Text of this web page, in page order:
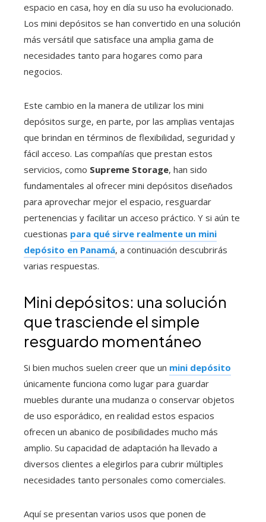
espacio en casa, hoy en día su uso ha evolucionado.
Los mini depósitos se han convertido en una solución
más versátil que satisface una amplia gama de
necesidades tanto para hogares como para
negocios.
Este cambio en la manera de utilizar los mini
depósitos surge, en parte, por las amplias ventajas
que brindan en términos de flexibilidad, seguridad y
fácil acceso. Las compañías que prestan estos
servicios, como Supreme Storage, han sido
fundamentales al ofrecer mini depósitos diseñados
para aprovechar mejor el espacio, resguardar
pertenencias y facilitar un acceso práctico. Y si aún te
cuestionas para qué sirve realmente un mini
depósito en Panamá, a continuación descubrirás
varias respuestas.
Mini depósitos: una solución
que trasciende el simple
resguardo momentáneo
Si bien muchos suelen creer que un mini depósito
únicamente funciona como lugar para guardar
muebles durante una mudanza o conservar objetos
de uso esporádico, en realidad estos espacios
ofrecen un abanico de posibilidades mucho más
amplio. Su capacidad de adaptación ha llevado a
diversos clientes a elegirlos para cubrir múltiples
necesidades tanto personales como comerciales.
Aquí se presentan varios usos que ponen de